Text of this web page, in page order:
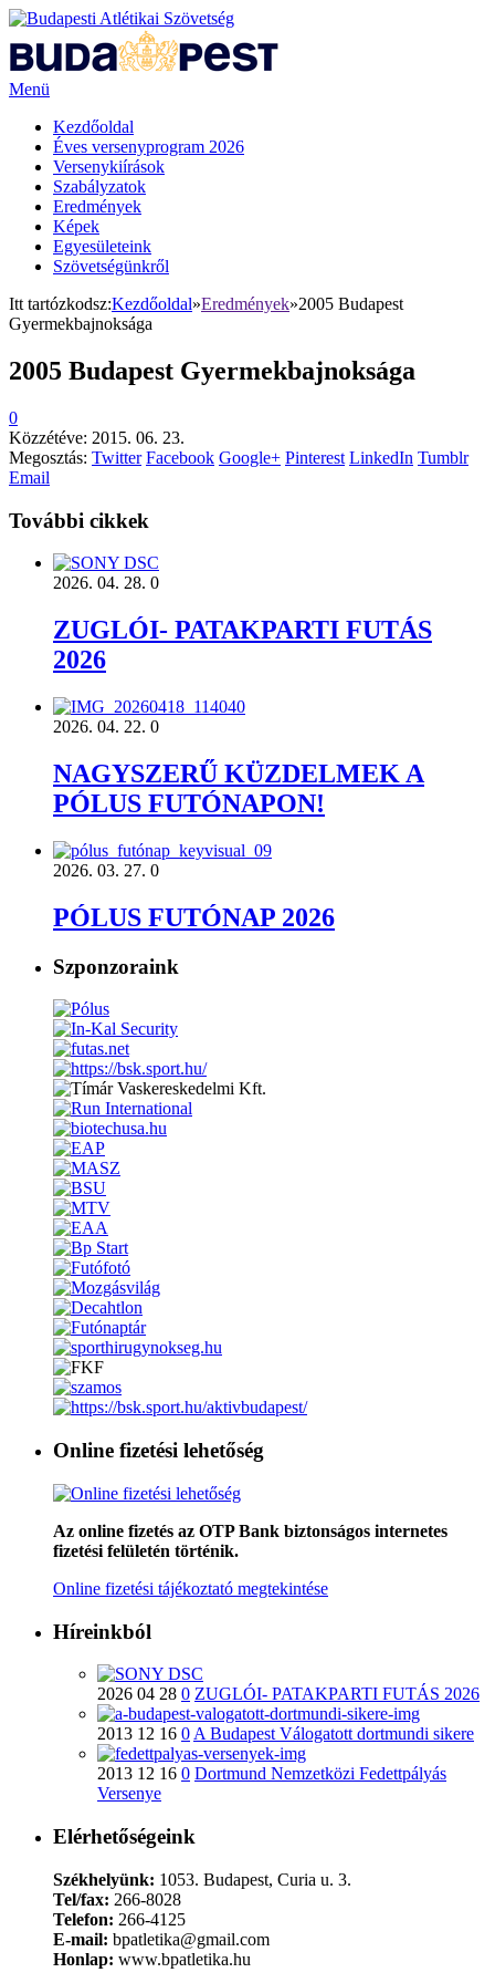
Menü
Kezdőoldal
Éves versenyprogram 2026
Versenykiírások
Szabályzatok
Eredmények
Képek
Egyesületeink
Szövetségünkről
Itt tartózkodsz:Kezdőoldal»Eredmények»2005 Budapest
Gyermekbajnoksága
2005 Budapest Gyermekbajnoksága
0
Közzétéve: 2015. 06. 23.
Megosztás: Twitter Facebook Google+ Pinterest LinkedIn Tumblr
Email
További cikkek
2026. 04. 28. 0
ZUGLÓI- PATAKPARTI FUTÁS
2026
2026. 04. 22. 0
NAGYSZERŰ KÜZDELMEK A
PÓLUS FUTÓNAPON!
2026. 03. 27. 0
PÓLUS FUTÓNAP 2026
Szponzoraink
Online fizetési lehetőség
Az online fizetés az OTP Bank biztonságos internetes
fizetési felületén történik.
Online fizetési tájékoztató megtekintése
Híreinkból
2026 04 28 0 ZUGLÓI- PATAKPARTI FUTÁS 2026
2013 12 16 0 A Budapest Válogatott dortmundi sikere
2013 12 16 0 Dortmund Nemzetközi Fedettpályás
Versenye
Elérhetőségeink
Székhelyünk: 1053. Budapest, Curia u. 3.
Tel/fax: 266-8028
Telefon: 266-4125
E-mail: bpatletika@gmail.com
Honlap: www.bpatletika.hu